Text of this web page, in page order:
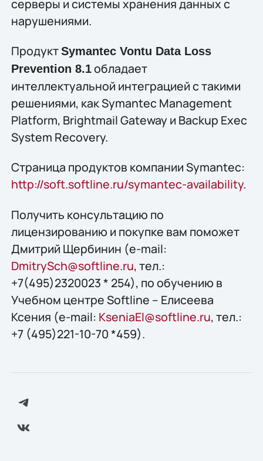
серверы и системы хранения данных с
нарушениями.
ПродуктSymantec Vontu Data Loss
Prevention 8.1обладает
интеллектуальной интеграцией с такими
решениями, как Symantec Management
Platform, Brightmail Gateway и Backup Exec
System Recovery.
Страница продуктов компании Symantec:
http://soft.softline.ru/symantec-availability.
Получить конcультацию по
лицензированию и покупке вам поможет
Дмитрий Щербинин (e-mail:
DmitrySch@softline.ru, тел.:
+7(495)2320023 * 254), по обучению в
Учебном центре Softline – Елисеева
Ксения (e-mail: KseniaEl@softline.ru, тел.:
+7 (495)221-10-70 *459).